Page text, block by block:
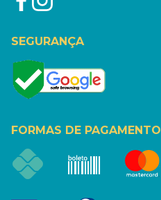
SEGURANÇA
FORMAS DE PAGAMENTO